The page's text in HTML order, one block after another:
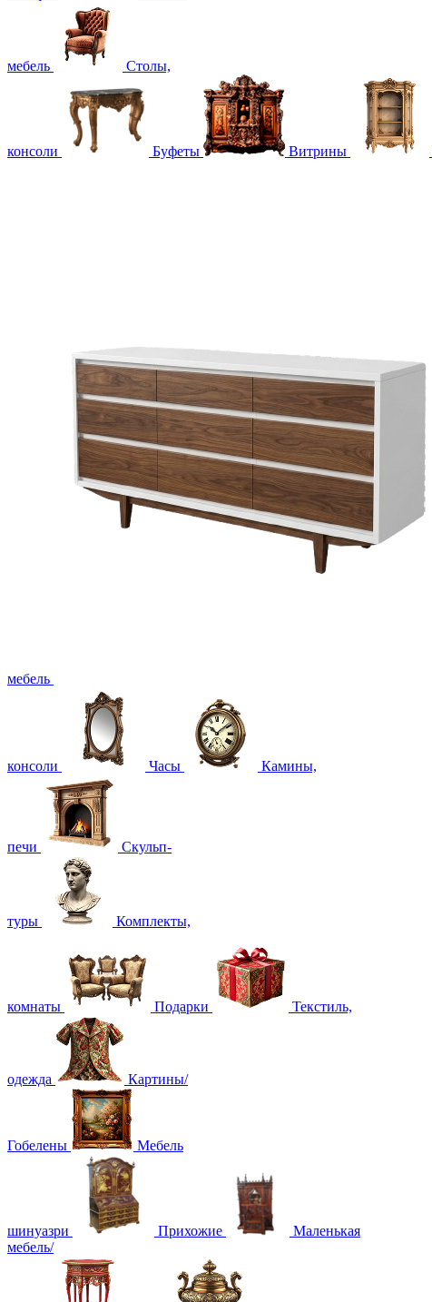
мебель Столы,
консоли Буфеты Витрины
мебель
консоли Часы Камины,
печи Скульп-
туры Комплекты,
комнаты Подарки Текстиль,
одежда Картины/
Гобелены Мебель
шинуазри Прихожие
Маленькая
мебель/